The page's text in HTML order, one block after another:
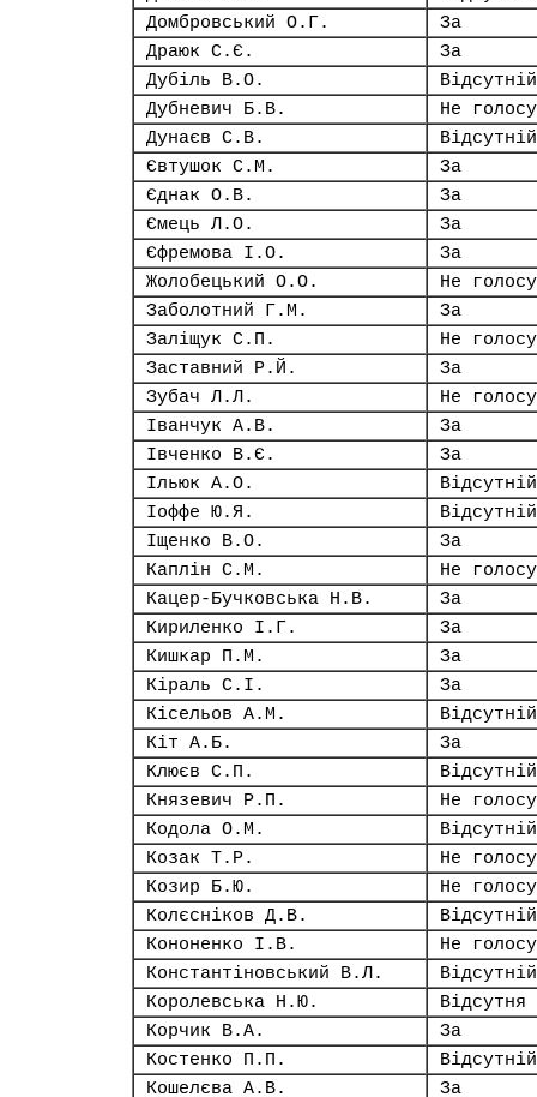
Домбровський О.Г.
За
Драюк С.Є.
За
Дубіль В.О.
Відсутній
Дубневич Б.В.
Не
Дунаєв С.В.
Відсутній
Євтушок С.М.
За
Єднак О.В.
За
Ємець Л.О.
За
Єфремова І.О.
За
Жолобецький О.О.
Не
Заболотний Г.М.
За
Заліщук С.П.
Не
Заставний Р.Й.
За
Зубач Л.Л.
Не
Іванчук А.В.
За
Івченко В.Є.
За
Ільюк А.О.
Відсутній
Іоффе Ю.Я.
Відсутній
Іщенко В.О.
За
Каплін С.М.
Не
Кацер-Бучковська Н.В.
За
Кириленко І.Г.
За
Кишкар П.М.
За
Кіраль С.І.
За
Кісельов А.М.
Відсутній
Кіт А.Б.
За
Клюєв С.П.
Відсутній
Князевич Р.П.
Не
Кодола О.М.
Відсутній
Козак Т.Р.
Не
Козир Б.Ю.
Не
Колєсніков Д.В.
Відсутній
Кононенко І.В.
Не
Константіновський В.Л.
Відсутній
Королевська Н.Ю.
Відсутня
Корчик В.А.
За
Костенко П.П.
Відсутній
Кошелєва А.В.
За